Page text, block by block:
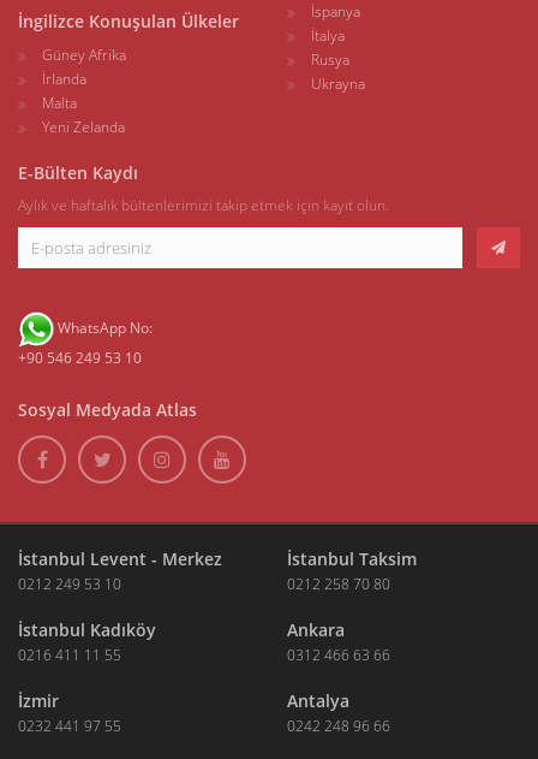
İngilizce Konuşulan Ülkeler
Güney Afrika
İrlanda
Malta
Yeni Zelanda
İspanya
İtalya
Rusya
Ukrayna
E-Bülten Kaydı
Aylık ve haftalık bültenlerimizi takip etmek için kayıt olun.
WhatsApp No:
+90 546 249 53 10
Sosyal Medyada Atlas
İstanbul Levent - Merkez
0212 249 53 10
İstanbul Taksim
0212 258 70 80
İstanbul Kadıköy
0216 411 11 55
Ankara
0312 466 63 66
İzmir
0232 441 97 55
Antalya
0242 248 96 66